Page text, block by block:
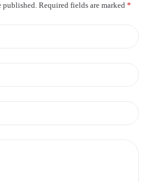
published. Required fields are marked *